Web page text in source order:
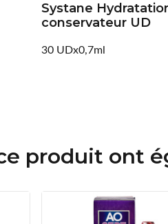
Systane
conservateur UD
30 UDx0,7ml
produit ont